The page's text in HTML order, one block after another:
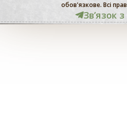
обов'язкове. Всі
Звʼязок